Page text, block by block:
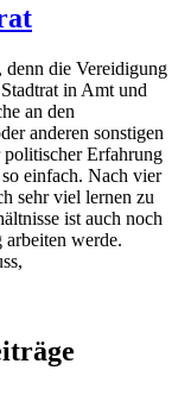
denn die Vereidigung
in Amt und
an den
anderen sonstigen
Erfahrung
einfach. Nach vier
sehr viel lernen zu
ist auch noch
werde.